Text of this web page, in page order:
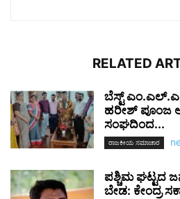
RELATED
ಬೆಸ್ಟ್ ಎಂ.ಎಲ್.ಎ
ಹರೀಶ್ ಪೂಂಜ
ಸಂಘದಿಂದ...
ರಾಜಕೀಯ ಸಮಾಚಾರ
ಪಶ್ಚಿಮ ಘಟ್ಟದ
ಬೇಡ: ಕೇಂದ್ರ